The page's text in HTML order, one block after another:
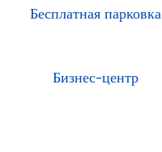
Бесплатная парковка
Бизнес-центр